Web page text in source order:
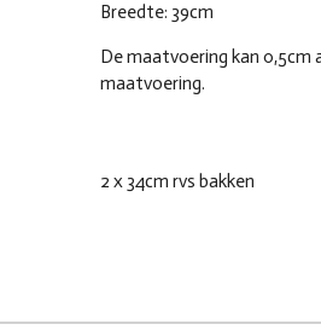
Breedte: 39cm
De maatvoering kan 0,5cm
maatvoering.
2 x 34cm rvs bakken